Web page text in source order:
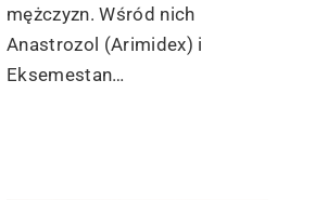
mężczyzn. Wśród nich
Anastrozol (Arimidex) i
Eksemestan…